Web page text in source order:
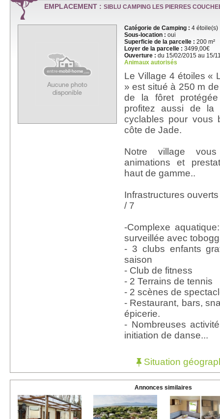
EMPLACEMENT : SIBLU CAMPING LES PIERRES
Catégorie de Camping : 4 étoile(s)
Sous-location : oui
Superficie de la parcelle : 200 m²
Loyer de la parcelle : 3499,00€
Ouverture : du 15/02/2015 au 15/
Animaux autorisés
Le Village 4 étoiles «
» est situé à 250 m
de la fôret
profitez aussi de la
cyclables pour vous
côte de Jade.
Notre village
animations et
haut de gamme..
Infrastructures
/ 7
-Complexe
surveillée avec
- 3 clubs enfants
saison
- Club de fitness
- 2 Terrains de tennis
- 2 scènes de
- Restaurant, bars,
épicerie.
- Nombreuses
initiation de danse...
Situation
Annonces similaires